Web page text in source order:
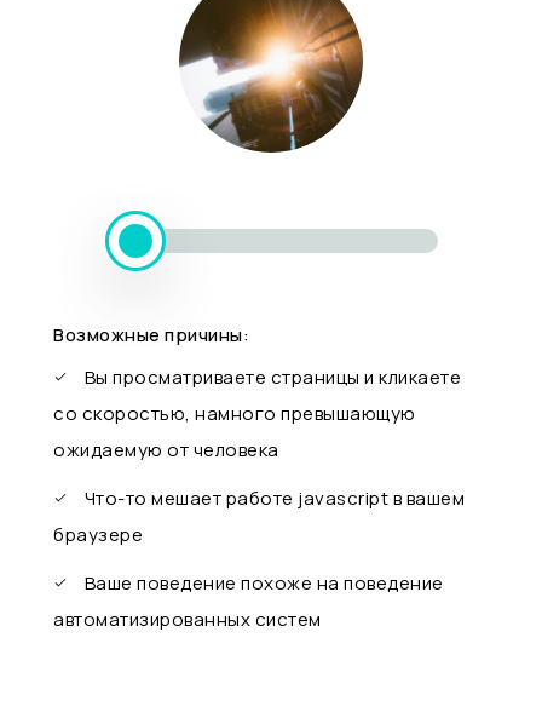
Возможные причины:
Вы просматриваете страницы и кликаете
со скоростью, намного превышающую
ожидаемую от человека
Что-то мешает работе javascript в вашем
браузере
Ваше поведение похоже на поведение
автоматизированных систем